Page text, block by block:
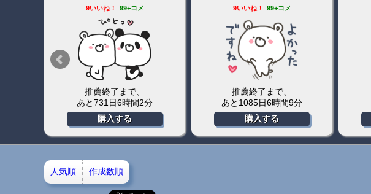
9いいね！ 99+コメ
推薦終了まで、
あと731日6時間2分
購入する
9いいね！ 99+コメ
推薦終了まで、
あと1085日6時間9分
購入する
人気順 作成数順